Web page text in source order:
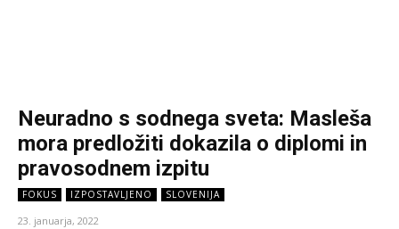
Neuradno s sodnega sveta: Masleša
mora predložiti dokazila o diplomi in
pravosodnem izpitu
FOKUS IZPOSTAVLJENO SLOVENIJA
23. januarja, 2022